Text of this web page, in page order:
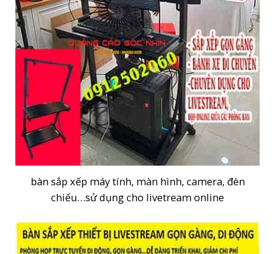
bàn sắp xếp máy tính, màn hình, camera, đèn
chiếu…sử dụng cho livetream online